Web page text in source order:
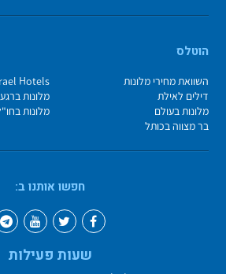
הוטלס
השוואת מחירי מלונות
Hotels
דילים לאילת
מלונות
מלונות בעולם
מלונות
בר מצווה בכותל
חפשו אותנו ב:
שעות פעילות